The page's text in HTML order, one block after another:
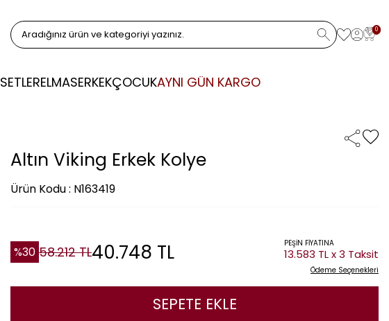
0
SETLERELMASERKEKÇOCUKAYNI GÜN KARGO
Altın Viking Erkek Kolye
Ürün Kodu : N163419
%30 58.212TL40.748 TL PEŞİN FİYATINA
13.583 TL x 3 Taksit
Ödeme Seçenekleri
SEPETE EKLE